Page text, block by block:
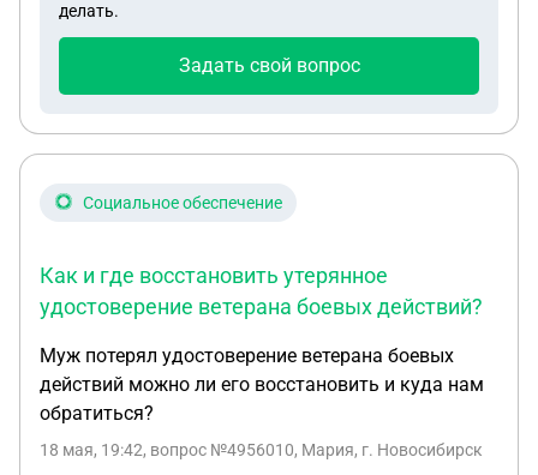
делать.
Задать свой вопрос
Социальное обеспечение
Как и где восстановить утерянное
удостоверение ветерана боевых действий?
Муж потерял удостоверение ветерана боевых
действий можно ли его восстановить и куда нам
обратиться?
18 мая, 19:42, вопрос №4956010, Мария, г. Новосибирск